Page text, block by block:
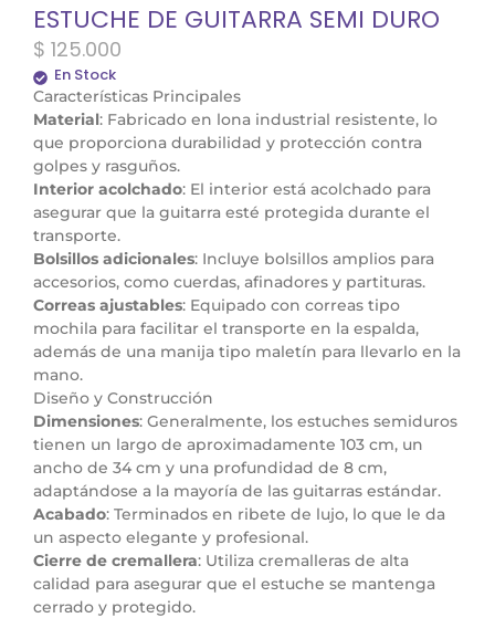
ESTUCHE DE GUITARRA SEMI DURO
$ 125.000
En Stock
Características Principales
Material: Fabricado en lona industrial resistente, lo
que proporciona durabilidad y protección contra
golpes y rasguños.
Interior acolchado: El interior está acolchado para
asegurar que la guitarra esté protegida durante el
transporte.
Bolsillos adicionales: Incluye bolsillos amplios para
accesorios, como cuerdas, afinadores y partituras.
Correas ajustables: Equipado con correas tipo
mochila para facilitar el transporte en la espalda,
además de una manija tipo maletín para llevarlo en la
mano.
Diseño y Construcción
Dimensiones: Generalmente, los estuches semiduros
tienen un largo de aproximadamente 103 cm, un
ancho de 34 cm y una profundidad de 8 cm,
adaptándose a la mayoría de las guitarras estándar.
Acabado: Terminados en ribete de lujo, lo que le da
un aspecto elegante y profesional.
Cierre de cremallera: Utiliza cremalleras de alta
calidad para asegurar que el estuche se mantenga
cerrado y protegido.